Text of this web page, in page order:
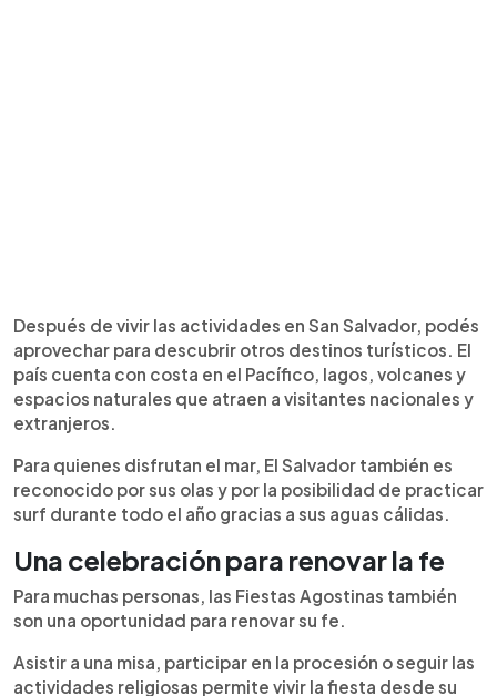
Después de vivir las actividades en San Salvador, podés
aprovechar para descubrir otros destinos turísticos. El
país cuenta con costa en el Pacífico, lagos, volcanes y
espacios naturales que atraen a visitantes nacionales y
extranjeros.
Para quienes disfrutan el mar, El Salvador también es
reconocido por sus olas y por la posibilidad de practicar
surf durante todo el año gracias a sus aguas cálidas.
Una celebración para renovar la fe
Para muchas personas, las Fiestas Agostinas también
son una oportunidad para renovar su fe.
Asistir a una misa, participar en la procesión o seguir las
actividades religiosas permite vivir la fiesta desde su